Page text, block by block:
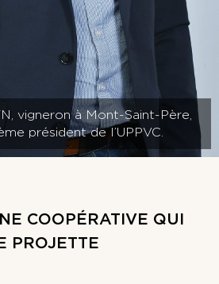
vigneron à Mont-Saint-Père,
président de l’UPPVC.
COOPÉRATIVE QUI
PROJETTE